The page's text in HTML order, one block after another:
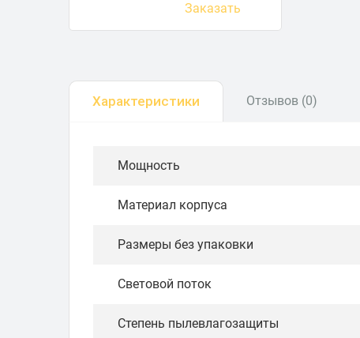
Заказать
Характеристики Отзывов (0)
Мощность
Материал корпуса
Размеры без упаковки
Световой поток
Степень пылевлагозащиты